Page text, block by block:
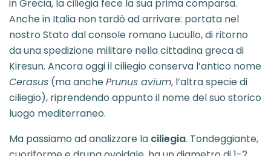
in Grecia, la ciliegia fece la sua prima comparsa.
Anche in Italia non tardò ad arrivare: portata nel
nostro Stato dal console romano Lucullo, di ritorno
da una spedizione militare nella cittadina greca di
Kiresun. Ancora oggi il ciliegio conserva l’antico nome
Cerasus (ma anchePrunus avium, l’altra specie di
ciliegio), riprendendo appunto il nome del suo storico
luogo mediterraneo.
Ma passiamo ad analizzare la ciliegia. Tondeggiante,